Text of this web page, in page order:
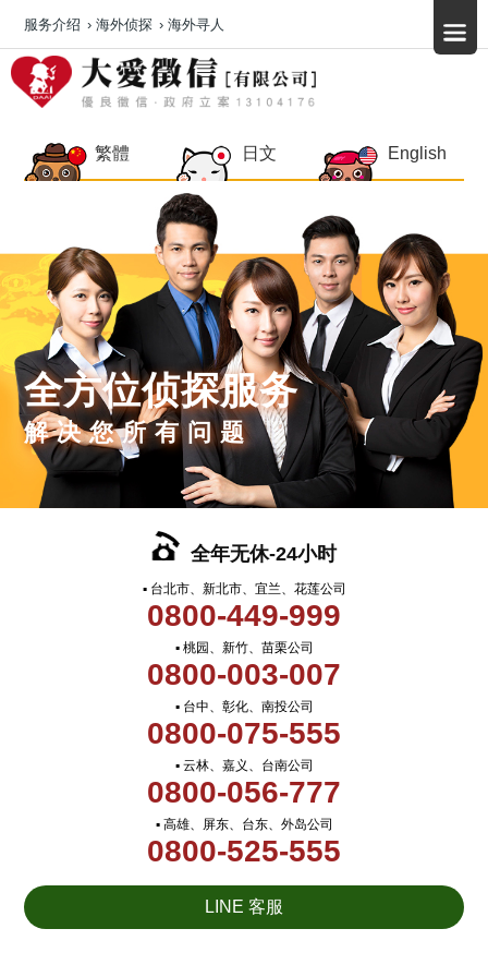
繁體 日文 English
全方位侦探服务
解决您所有问题
全年无休-24小时
▪ 台北市、新北市、宜兰、花莲公司
0800-449-999
▪ 桃园、新竹、苗栗公司
0800-003-007
▪ 台中、彰化、南投公司
0800-075-555
▪ 云林、嘉义、台南公司
0800-056-777
▪ 高雄、屏东、台东、外岛公司
0800-525-555
LINE 客服
服务介绍 › 海外侦探 › 海外寻人